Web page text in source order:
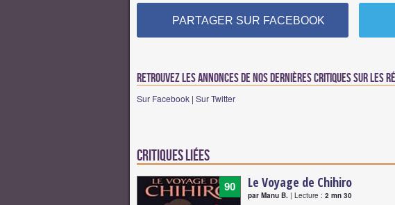
PARTAGER SUR FACEBOOK
Retrouvez les annonces de nos dernières critiques sur les
Sur Facebook | Sur Twitter
Critiques liées
90 Le Voyage de Chihiro
par Manu B. | Lecture : 2 mn 30